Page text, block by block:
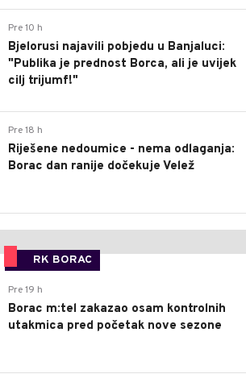
Pre 10 h
Bjelorusi najavili pobjedu u Banjaluci:
"Publika je prednost Borca, ali je uvijek
cilj trijumf!"
Pre 18 h
Riješene nedoumice - nema odlaganja:
Borac dan ranije dočekuje Velež
RK BORAC
Pre 19 h
Borac m:tel zakazao osam kontrolnih
utakmica pred početak nove sezone